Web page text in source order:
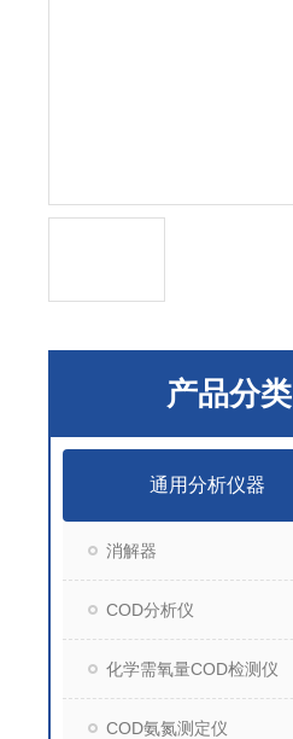
产品分类
通用分析仪器
消解器
COD分析仪
化学需氧量COD检测仪
COD氨氮测定仪